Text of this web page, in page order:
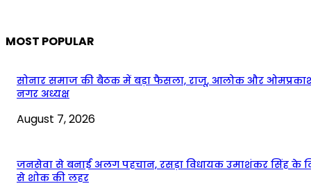
MOST POPULAR
सोनार समाज की बैठक में बड़ा फैसला, राजू, आलोक और
नगर अध्यक्ष
August 7, 2026
जनसेवा से बनाई अलग पहचान, रसड़ा विधायक उमाशंकर सिंह के
से शोक की लहर